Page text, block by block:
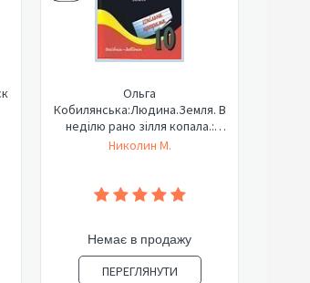
Ольга
Кобилянська:Людина.Земля. В
неділю рано зілля копала.:
Переказ з...
Николин М.
Немає в продажу
ПЕРЕГЛЯНУТИ